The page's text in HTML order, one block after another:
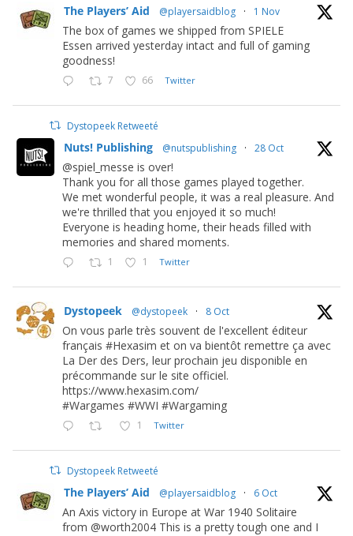
The Players’ Aid @playersaidblog · 1 Nov
The box of games we shipped from SPIELE
Essen arrived yesterday intact and full of gaming
goodness!
7 66 Twitter
Dystopeek Retweeté
Nuts! Publishing @nutspublishing · 28 Oct
@spiel_messe is over!
Thank you for all those games played together.
We met wonderful people, it was a real pleasure. And
we're thrilled that you enjoyed it so much!
Everyone is heading home, their heads filled with
memories and shared moments.
1 1 Twitter
Dystopeek @dystopeek · 8 Oct
On vous parle très souvent de l'excellent éditeur
français #Hexasim et on va bientôt remettre ça avec
La Der des Ders, leur prochain jeu disponible en
précommande sur le site officiel.
https://www.hexasim.com/
#Wargames #WWI #Wargaming
1 Twitter
Dystopeek Retweeté
The Players’ Aid @playersaidblog · 6 Oct
An Axis victory in Europe at War 1940 Solitaire
from @worth2004 This is a pretty tough one and I